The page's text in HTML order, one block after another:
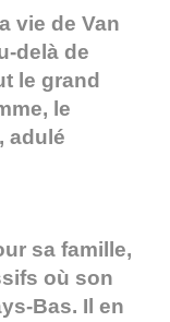
vie de Van
delà de
le grand
le
adulé
sa famille,
où son
Bas. Il en